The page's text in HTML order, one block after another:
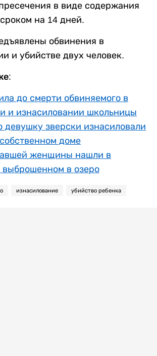
в виде содержания
на 14 дней.
обвинения в
и убийстве двух человек.
до смерти обвиняемого в
и изнасиловании школьницы
девушку зверски изнасиловали
доме
женщины нашли в
выброшенном в озеро
изнасилование убийство ребенка